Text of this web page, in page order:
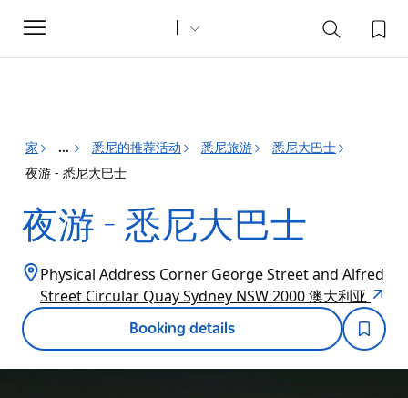
Toggle
navigation
家 ... 悉尼的推荐活动 悉尼旅游
悉尼大巴士
夜游 - 悉尼大巴士
夜游 - 悉尼大巴士
Physical Address Corner George Street and Alfred
Street Circular Quay Sydney NSW 2000 澳大利亚
Booking details